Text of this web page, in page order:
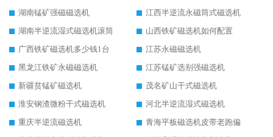
湖南锰矿强磁磁选机
江西半逆流永磁筒式磁选机
湖南半逆流湿式磁选机滚筒
山西铁矿磁选机如何配置
广西铁矿磁选机多少钱1台
江苏永磁磁选机
黑龙江铁矿永磁磁选机
江苏锰矿选别强磁选机
新疆贫锰矿磁选机
茂名矿山干式磁选机
淮安钢渣微粉干式磁选机
河北半逆流湿式磁选机
重庆半逆流磁选机
青海平板磁选机皮带老跑偏